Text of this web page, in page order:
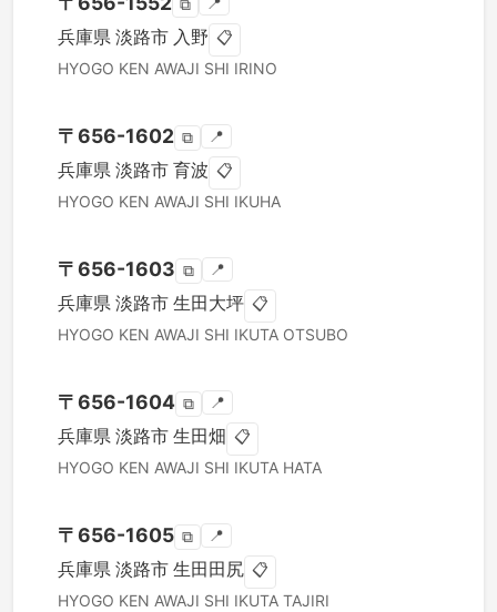
⧉
兵庫県 淡路市 入野 📋
HYOGO KEN AWAJI SHI IRINO
〒656-1602 ⧉ 📍
兵庫県 淡路市 育波 📋
HYOGO KEN AWAJI SHI IKUHA
〒656-1603 ⧉ 📍
兵庫県 淡路市 生田大坪 📋
HYOGO KEN AWAJI SHI IKUTA OTSUBO
〒656-1604 ⧉ 📍
兵庫県 淡路市 生田畑 📋
HYOGO KEN AWAJI SHI IKUTA HATA
〒656-1605 ⧉ 📍
兵庫県 淡路市 生田田尻 📋
HYOGO KEN AWAJI SHI IKUTA TAJIRI